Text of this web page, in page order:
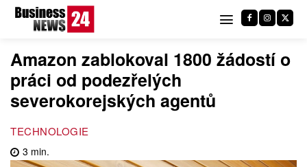
Amazon zablokoval 1800 žádostí o
práci od podezřelých
severokorejských agentů
TECHNOLOGIE
3 min.